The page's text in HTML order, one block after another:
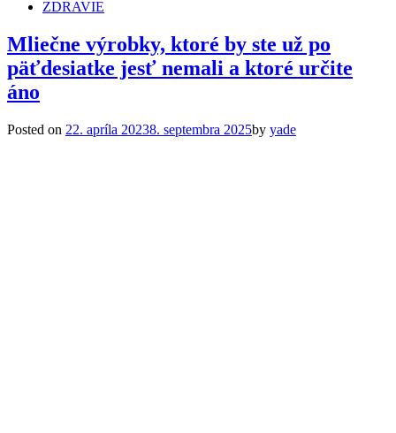
ZDRAVIE
Mliečne výrobky, ktoré by ste už po
päťdesiatke jesť nemali a ktoré určite
áno
Posted on 22. apríla 20238. septembra 2025by yade